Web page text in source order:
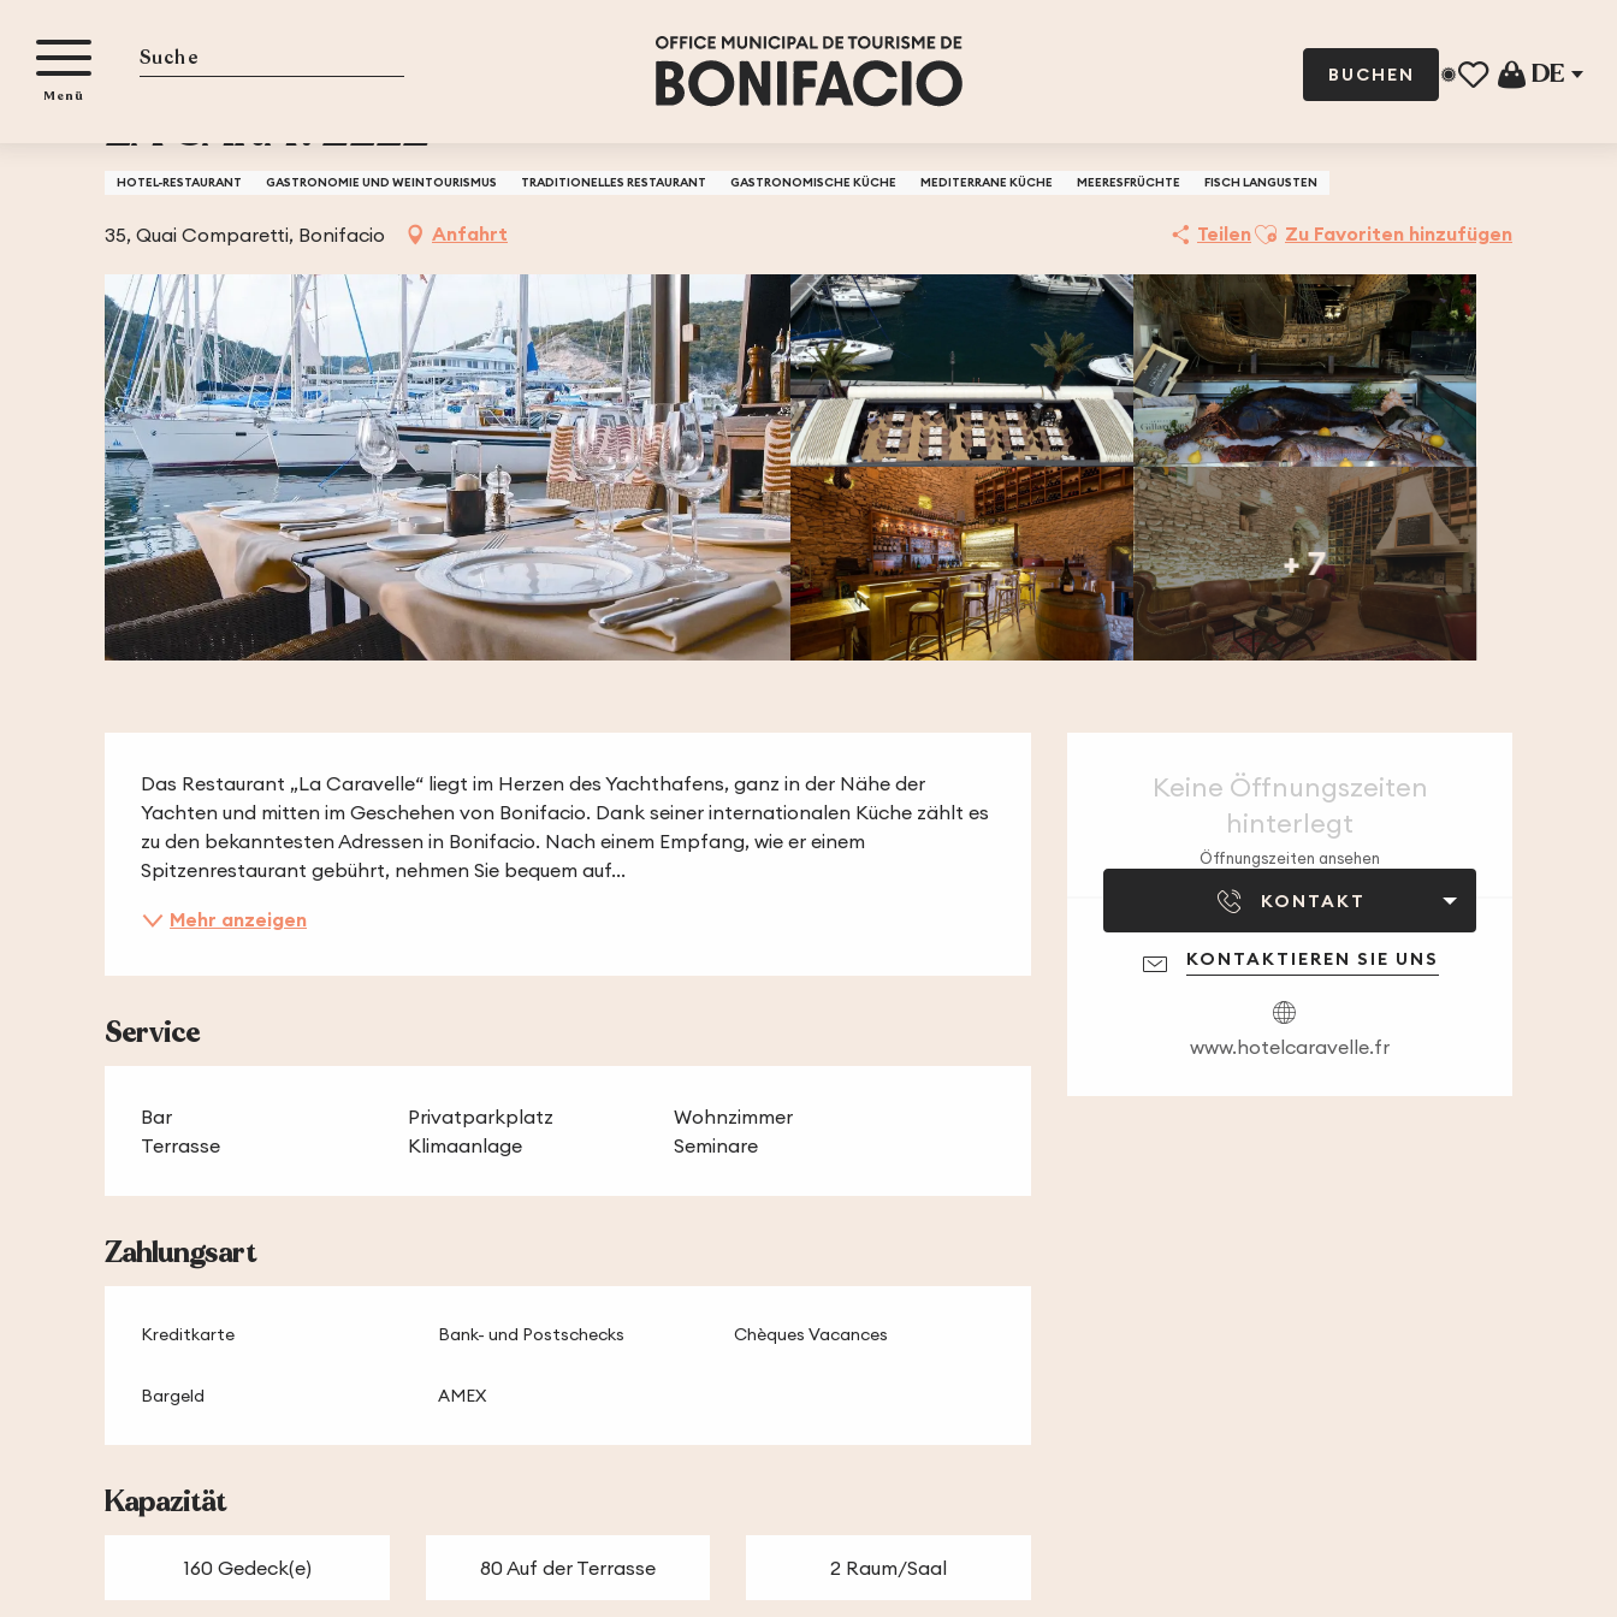
contenu
principal
BUCHEN
Suche DE
Menü
LA CARAVELLE
HOTEL-RESTAURANT GASTRONOMIE UND WEINTOURISMUS TRADITIONELLES RESTAURANT GASTRONOMISCHE KÜCHE MEDITERRANE KÜCHE MEERESFRÜCHTE FISCH LANGUSTEN
35, Quai Comparetti, Bonifacio Anfahrt TeilenAjouter aux favoris
Zu Favoriten hinzufügen
+ 7
Öffnungszeiten
Keine Öffnungszeiten
hinterlegt
Öffnungszeiten ansehen
KONTAKT
KONTAKTIEREN SIE UNS
www.hotelcaravelle.fr
Beschreibung
Das Restaurant „La Caravelle“ liegt im Herzen des Yachthafens, ganz in der Nähe der
Yachten und mitten im Geschehen von Bonifacio. Dank seiner internationalen Küche zählt es
zu den bekanntesten Adressen in Bonifacio. Nach einem Empfang, wie er einem
Spitzenrestaurant gebührt, nehmen Sie bequem auf...
Mehr anzeigen
Service
Bar Privatparkplatz
Wohnzimmer
Terrasse
Klimaanlage Seminare
Zahlungsart
Kreditkarte Bank- und Postschecks Chèques Vacances
Bargeld AMEX
Kapazität
160 Gedeck(e) 80 Auf der Terrasse 2 Raum/Saal